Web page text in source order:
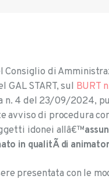
Consiglio di
START, sul BURT
n. 4 del 23/09/2024,
avviso di procedura
idonei allâ€™
in qualitÃ di
presentata con le